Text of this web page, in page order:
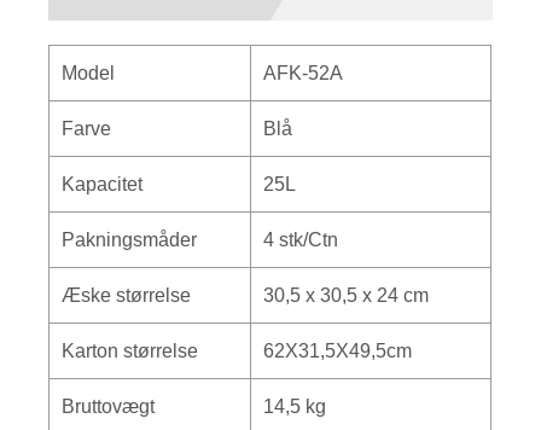
Model AFK-52A
Farve Blå
Kapacitet 25L
Pakningsmåder 4 stk/Ctn
Æske størrelse 30,5 x 30,5 x 24 cm
Karton størrelse 62X31,5X49,5cm
Bruttovægt 14,5 kg